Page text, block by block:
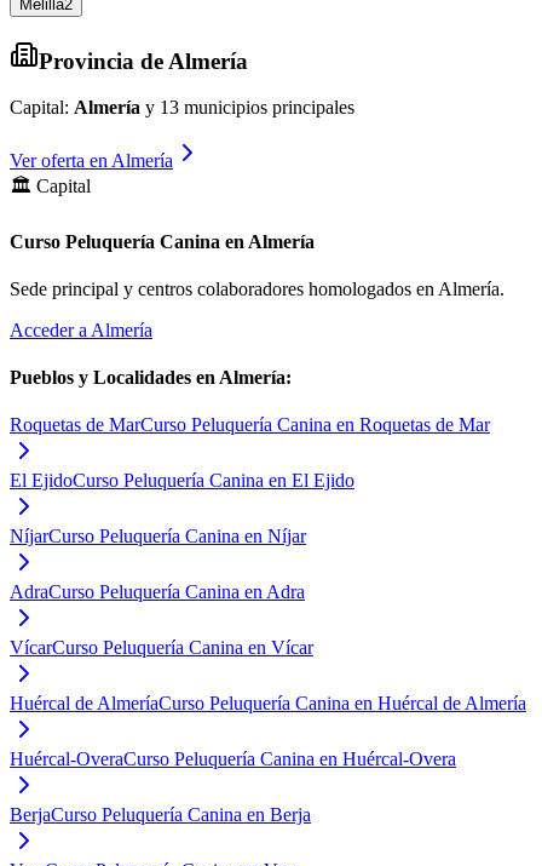
Melilla2
Provincia de Almería
Capital: Almería y 13 municipios principales
Ver oferta en Almería
🏛️ Capital
Curso Peluquería Canina en Almería
Sede principal y centros colaboradores homologados en Almería.
Acceder a Almería
Pueblos y Localidades en Almería:
Roquetas de MarCurso Peluquería Canina en Roquetas de Mar
El EjidoCurso Peluquería Canina en El Ejido
NíjarCurso Peluquería Canina en Níjar
AdraCurso Peluquería Canina en Adra
VícarCurso Peluquería Canina en Vícar
Huércal de AlmeríaCurso Peluquería Canina en Huércal de Almería
Huércal-OveraCurso Peluquería Canina en Huércal-Overa
BerjaCurso Peluquería Canina en Berja